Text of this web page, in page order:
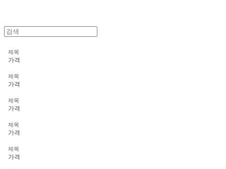
제목
가격
제목
가격
제목
가격
제목
가격
제목
가격